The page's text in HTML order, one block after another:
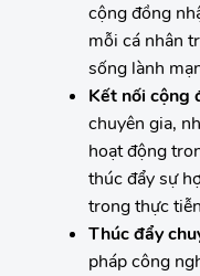
cộng đồng
mỗi cá nhân
sống lành
Kết nối cộng
chuyên gia,
hoạt động
thúc đẩy sự
trong thực
Thúc đẩy
pháp công